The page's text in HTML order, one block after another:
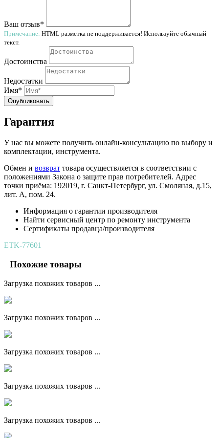
Ваш отзыв*
Примечание: HTML разметка не поддерживается! Используйте обычный
текст.
Достоинства
Недостатки
Имя*
Опубликовать
Гарантия
У нас вы можете получить онлайн-консультацию по выбору и
комплектации, инструмента.
Обмен и возврат товара осуществляется в соответствии с
положениями Закона о защите прав потребителей. Адрес
точки приёма: 192019, г. Санкт-Петербург, ул. Смоляная, д.15,
лит. А, пом. 24.
Информация о гарантии производителя
Найти сервисный центр по ремонту инструмента
Сертификаты продавца/производителя
ETK-77601
Похожие товары
Загрузка похожих товаров ...
Загрузка похожих товаров ...
Загрузка похожих товаров ...
Загрузка похожих товаров ...
Загрузка похожих товаров ...